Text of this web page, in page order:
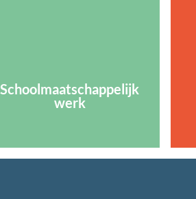
Schoolmaatschappelijk
werk